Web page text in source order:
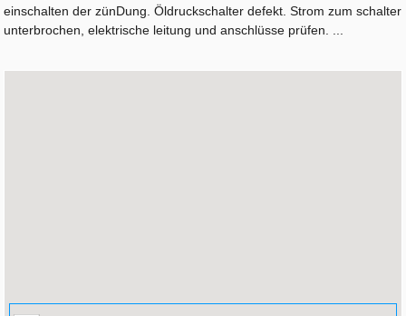
einschalten der zünDung. Öldruckschalter defekt. Strom zum schalter
unterbrochen, elektrische leitung und anschlüsse prüfen. ...